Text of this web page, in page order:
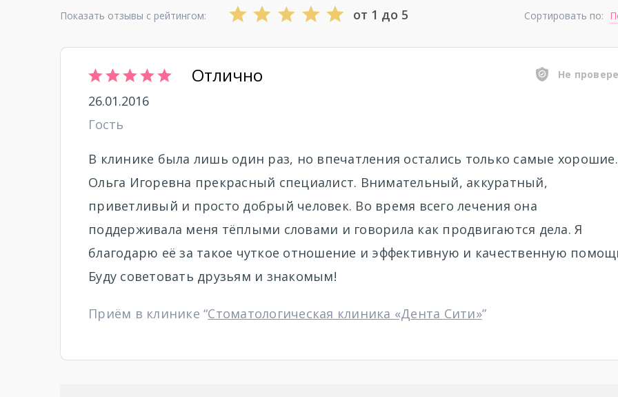
Показать отзывы с рейтингом: от 1 до 5 Сортировать по:
Отлично Не
26.01.2016
Гость
В клинике была лишь один раз, но впечатления остались только самые хорошие.
Ольга Игоревна прекрасный специалист. Внимательный, аккуратный,
приветливый и просто добрый человек. Во время всего лечения она
поддерживала меня тёплыми словами и говорила как продвигаются дела. Я
благодарю её за такое чуткое отношение и эффективную и качественную
Буду советовать друзьям и знакомым!
Приём в клинике “Стоматологическая клиника «Дента Сити»”